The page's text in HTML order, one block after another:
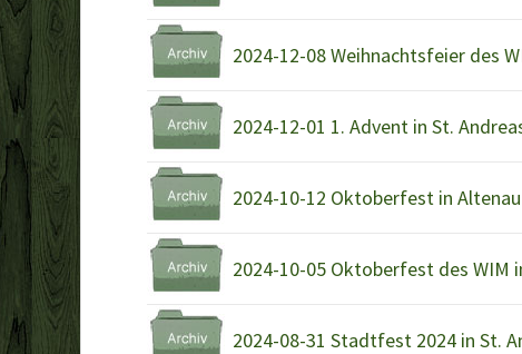
2024-12-08 Weihnachtsfeier des
2024-12-01 1. Advent in St.
2024-10-12 Oktoberfest in Altenau
2024-10-05 Oktoberfest des WIM
2024-08-31 Stadtfest 2024 in St.